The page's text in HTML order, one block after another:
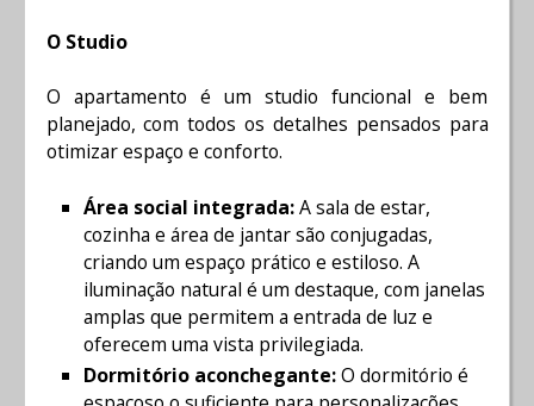
O Studio
O apartamento é um studio funcional e bem
planejado, com todos os detalhes pensados para
otimizar espaço e conforto.
Área social integrada:A sala de estar,
cozinha e área de jantar são conjugadas,
criando um espaço prático e estiloso. A
iluminação natural é um destaque, com janelas
amplas que permitem a entrada de luz e
oferecem uma vista privilegiada.
Dormitório aconchegante:O dormitório é